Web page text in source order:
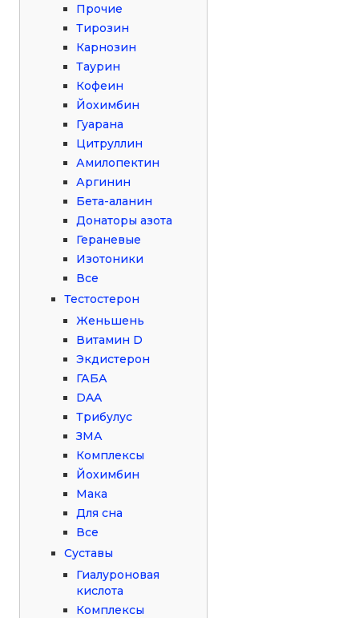
Прочие
Тирозин
Карнозин
Таурин
Кофеин
Йохимбин
Гуарана
Цитруллин
Амилопектин
Аргинин
Бета-аланин
Донаторы азота
Гераневые
Изотоники
Все
Тестостерон
Женьшень
Витамин D
Экдистерон
ГАБА
DAA
Трибулус
ЗМА
Комплексы
Йохимбин
Мака
Для сна
Все
Суставы
Гиалуроновая
кислота
Комплексы